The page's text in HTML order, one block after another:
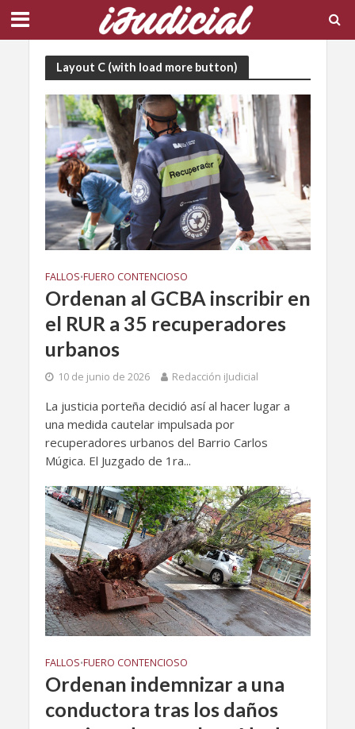
Layout C (with load more button)
FALLOS•FUERO CONTENCIOSO
Ordenan al GCBA inscribir en
el RUR a 35 recuperadores
urbanos
10 de junio de 2026 Redacción iJudicial
La justicia porteña decidió así al hacer lugar a
una medida cautelar impulsada por
recuperadores urbanos del Barrio Carlos
Múgica. El Juzgado de 1ra...
FALLOS•FUERO CONTENCIOSO
Ordenan indemnizar a una
conductora tras los daños